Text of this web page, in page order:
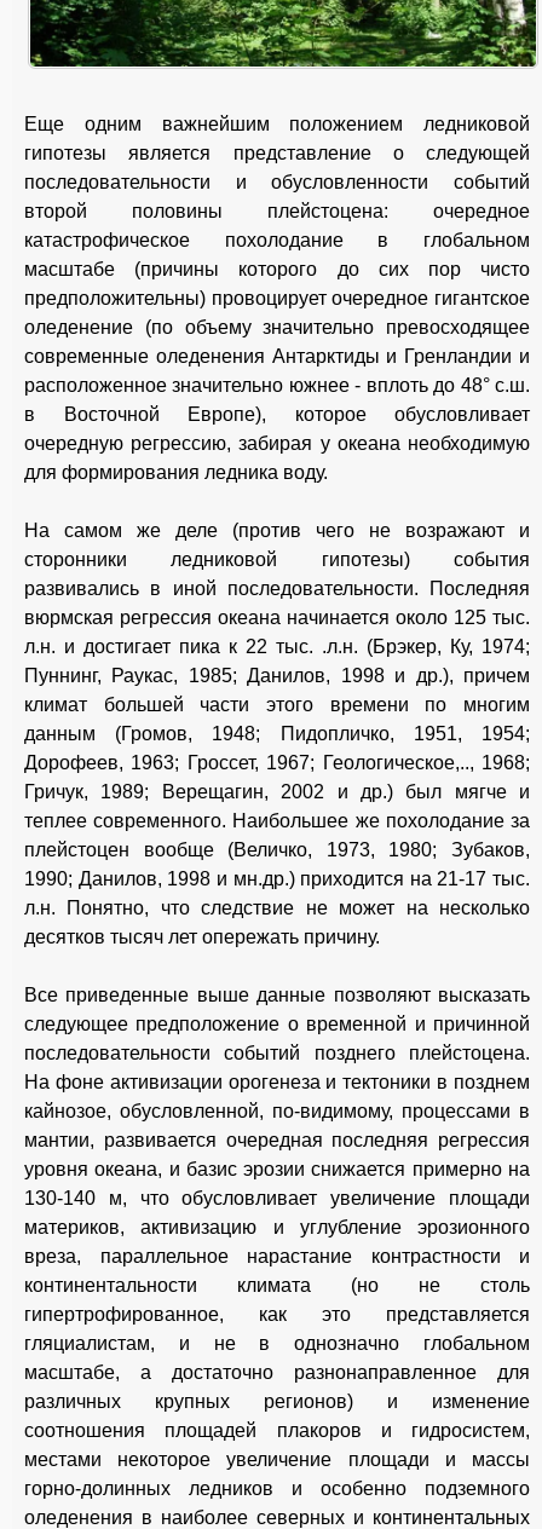
Еще одним важнейшим положением ледниковой
гипотезы является представление о следующей
последовательности и обусловленности событий
второй половины плейстоцена: очередное
катастрофическое похолодание в глобальном
масштабе (причины которого до сих пор чисто
предположительны) провоцирует очередное гигантское
оледенение (по объему значительно превосходящее
современные оледенения Антарктиды и Гренландии и
расположенное значительно южнее - вплоть до 48° с.ш.
в Восточной Европе), которое обусловливает
очередную регрессию, забирая у океана необходимую
для формирования ледника воду.
На самом же деле (против чего не возражают и
сторонники ледниковой гипотезы) события
развивались в иной последовательности. Последняя
вюрмская регрессия океана начинается около 125 тыс.
л.н. и достигает пика к 22 тыс. .л.н. (Брэкер, Ку, 1974;
Пуннинг, Раукас, 1985; Данилов, 1998 и др.), причем
климат большей части этого времени по многим
данным (Громов, 1948; Пидопличко, 1951, 1954;
Дорофеев, 1963; Гроссет, 1967; Геологическое,.., 1968;
Гричук, 1989; Верещагин, 2002 и др.) был мягче и
теплее современного. Наибольшее же похолодание за
плейстоцен вообще (Величко, 1973, 1980; Зубаков,
1990; Данилов, 1998 и мн.др.) приходится на 21-17 тыс.
л.н. Понятно, что следствие не может на несколько
десятков тысяч лет опережать причину.
Все приведенные выше данные позволяют высказать
следующее предположение о временной и причинной
последовательности событий позднего плейстоцена.
На фоне активизации орогенеза и тектоники в позднем
кайнозое, обусловленной, по-видимому, процессами в
мантии, развивается очередная последняя регрессия
уровня океана, и базис эрозии снижается примерно на
130-140 м, что обусловливает увеличение площади
материков, активизацию и углубление эрозионного
вреза, параллельное нарастание контрастности и
континентальности климата (но не столь
гипертрофированное, как это представляется
гляциалистам, и не в однозначно глобальном
масштабе, а достаточно разнонаправленное для
различных крупных регионов) и изменение
соотношения площадей плакоров и гидросистем,
местами некоторое увеличение площади и массы
горно-долинных ледников и особенно подземного
оледенения в наиболее северных и континентальных